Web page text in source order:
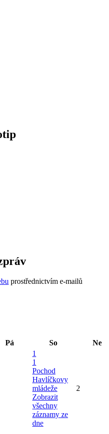
prostřednictvím e-mailů
Pá So Ne
1
1
Pochod
Havlíčkovy
mládeže
Zobrazit
všechny
záznamy ze
dne
2